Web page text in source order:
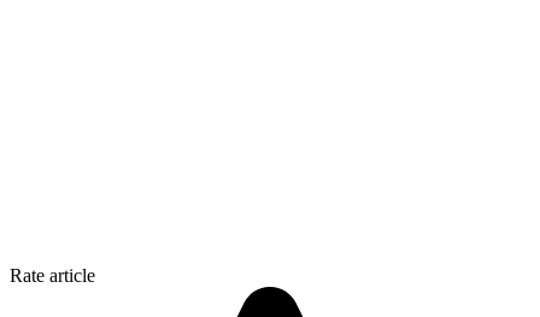
Rate article